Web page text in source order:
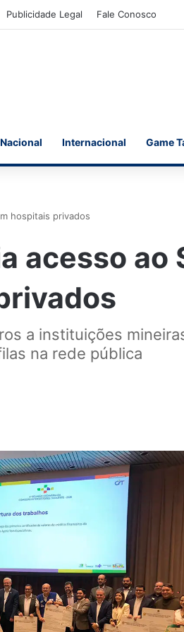
Publicidade Legal Fale Conosco
Nacional Internacional Game
hospitais privados
acesso ao
a instituições
na rede pública